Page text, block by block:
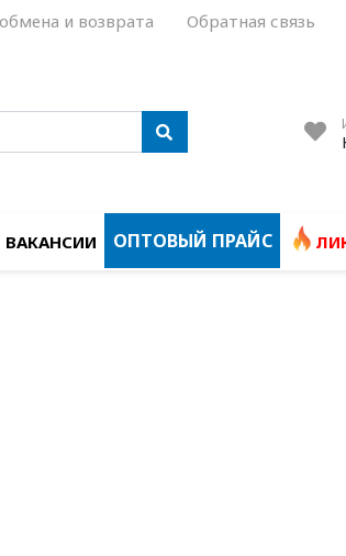
и возврата Обратная связь
ВАКАНСИИ ОПТОВЫЙ ПРАЙС